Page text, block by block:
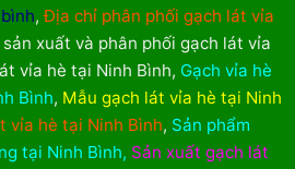
,Địa chỉ phân phối gạch lát vỉa
xuất và phân phối gạch lát vỉa
vỉa hè tại Ninh Bình, Gạch vỉa hè
Bình, Mẫu gạch lát vỉa hè tại Ninh
vỉa hè tại Ninh Bình, Sản phẩm
tại Ninh Bình, Sản xuất gạch lát